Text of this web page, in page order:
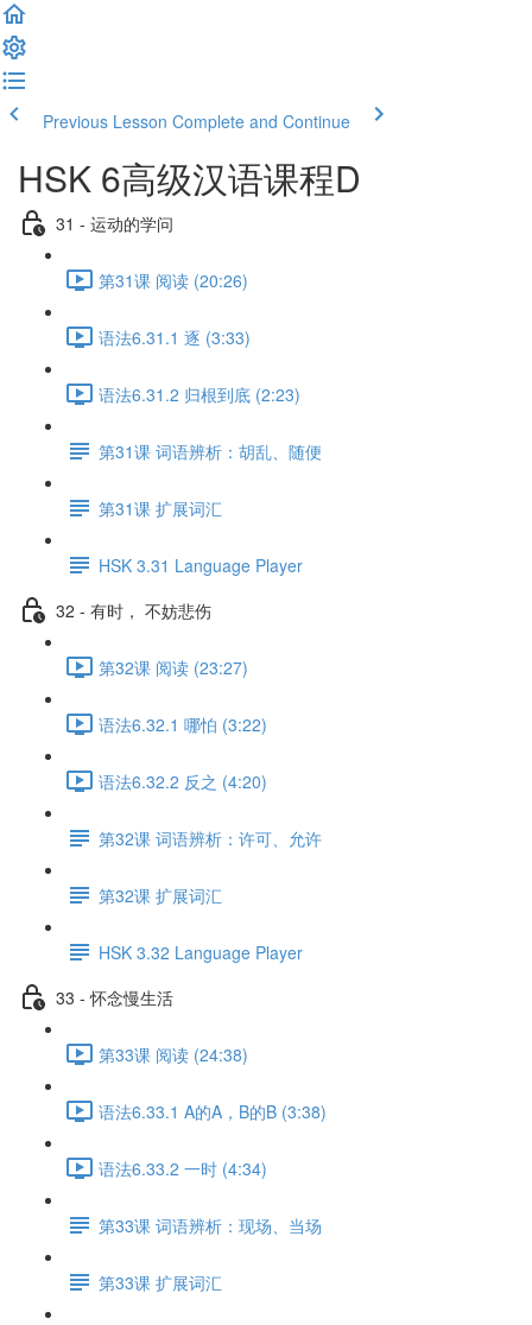
Previous Lesson Complete and Continue
HSK 6高级汉语课程D
31 - 运动的学问
第31课 阅读 (20:26)
语法6.31.1 逐 (3:33)
语法6.31.2 归根到底 (2:23)
第31课 词语辨析：胡乱、随便
第31课 扩展词汇
HSK 3.31 Language Player
32 - 有时， 不妨悲伤
第32课 阅读 (23:27)
语法6.32.1 哪怕 (3:22)
语法6.32.2 反之 (4:20)
第32课 词语辨析：许可、允许
第32课 扩展词汇
HSK 3.32 Language Player
33 - 怀念慢生活
第33课 阅读 (24:38)
语法6.33.1 A的A，B的B (3:38)
语法6.33.2 一时 (4:34)
第33课 词语辨析：现场、当场
第33课 扩展词汇